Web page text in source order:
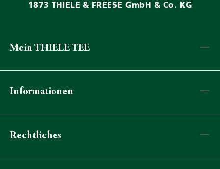
1873 THIELE & FREESE GmbH & Co. KG
Mein THIELE TEE
Informationen
Rechtliches